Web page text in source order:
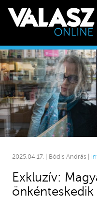
2025.04.17. | Bódis András |
Exkluzív: